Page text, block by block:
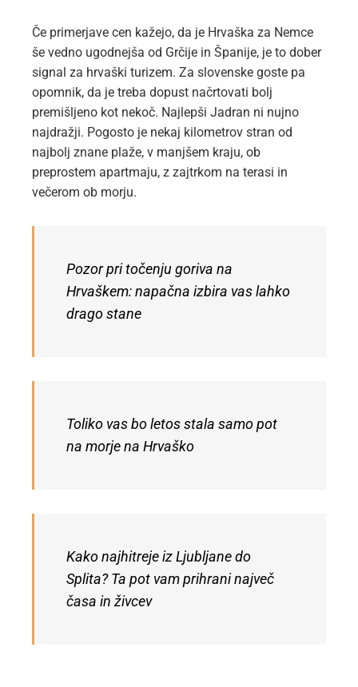
Če primerjave cen kažejo, da je Hrvaška za Nemce
še vedno ugodnejša od Grčije in Španije, je to dober
signal za hrvaški turizem. Za slovenske goste pa
opomnik, da je treba dopust načrtovati bolj
premišljeno kot nekoč. Najlepši Jadran ni nujno
najdražji. Pogosto je nekaj kilometrov stran od
najbolj znane plaže, v manjšem kraju, ob
preprostem apartmaju, z zajtrkom na terasi in
večerom ob morju.
Pozor pri točenju goriva na
Hrvaškem: napačna izbira vas lahko
drago stane
Toliko vas bo letos stala samo pot
na morje na Hrvaško
Kako najhitreje iz Ljubljane do
Splita? Ta pot vam prihrani največ
časa in živcev